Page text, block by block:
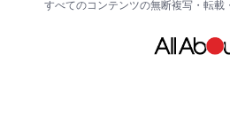
すべてのコンテンツの無断複写・転載